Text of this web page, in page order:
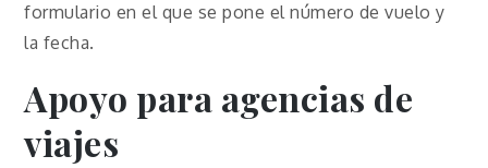
formulario en el que se pone el número de vuelo y
la fecha.
Apoyo para agencias de
viajes